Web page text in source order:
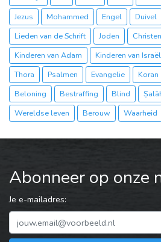
Jezus
Mohammed Engel Duivel
Lieden van de Schrift
Joden
Kinderen van Adam
Kinderen van Israël
Thora
Psalmen Evangelie Koran
Beloning
Bestraffing Blind
Wereldse leven
Berouw Waarheid
Abonneer op onze
Je e-mailadres: